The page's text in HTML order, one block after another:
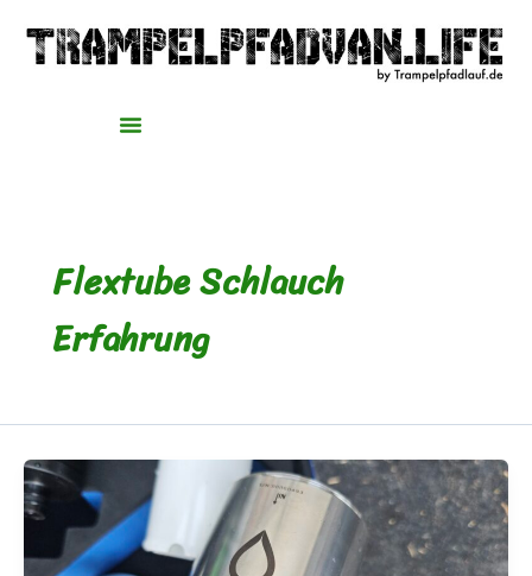
Inhalt
springen
Flextube Schlauch
Erfahrung